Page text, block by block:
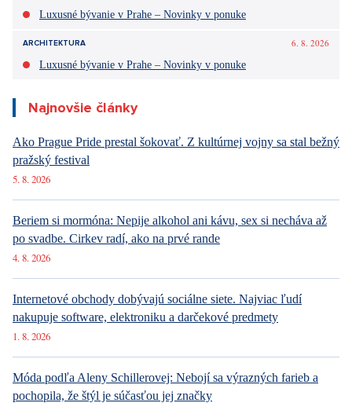
Luxusné bývanie v Prahe – Novinky v ponuke
ARCHITEKTURA
6. 8. 2026
Luxusné bývanie v Prahe – Novinky v ponuke
Najnovšie články
Ako Prague Pride prestal šokovať. Z kultúrnej vojny sa stal bežný
pražský festival
5. 8. 2026
Beriem si mormóna: Nepije alkohol ani kávu, sex si necháva až
po svadbe. Cirkev radí, ako na prvé rande
4. 8. 2026
Internetové obchody dobývajú sociálne siete. Najviac ľudí
nakupuje software, elektroniku a darčekové predmety
1. 8. 2026
Móda podľa Aleny Schillerovej: Nebojí sa výrazných farieb a
pochopila, že štýl je súčasťou jej značky